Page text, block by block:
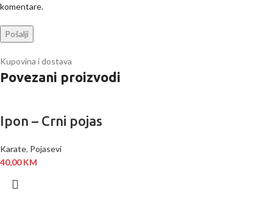
komentare.
Kupovina i dostava
Povezani proizvodi
Ipon – Crni pojas
Karate, Pojasevi
40,00KM